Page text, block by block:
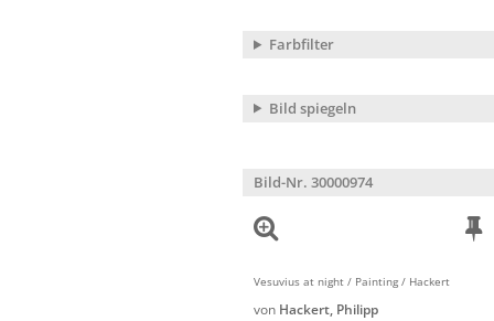
Farbfilter
Bild spiegeln
Bild-Nr. 30000974
Vesuvius at night / Painting / Hackert
von Hackert, Philipp